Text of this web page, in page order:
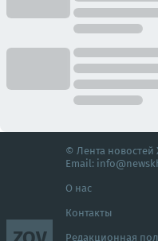
© Лента новостей
Email:
О нас
Контакты
Редакционная